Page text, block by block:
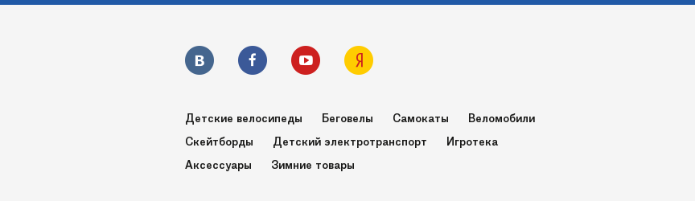
27
Детские велосипеды Беговелы Самокаты
Веломобили
Скейтборды
Детский электротранспорт
Игротека
Аксессуары
Зимние товары